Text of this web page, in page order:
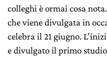
colleghi è ormai cosa
che viene divulgata in
celebra il 21 giugno.
e divulgato il primo